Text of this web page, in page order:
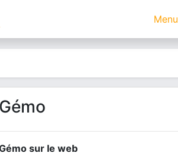
Menu
Gémo
sur le web